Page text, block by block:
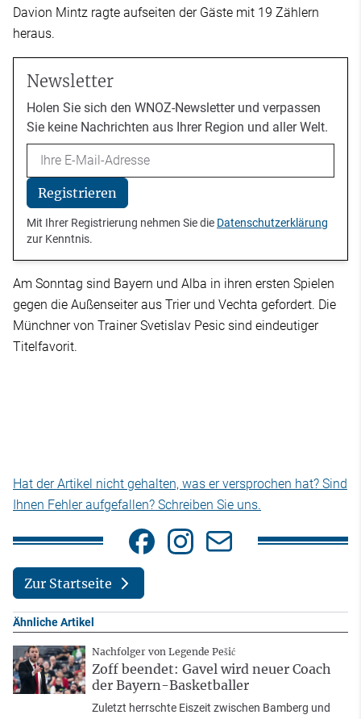
Davion Mintz ragte aufseiten der Gäste mit 19 Zählern
heraus.
Newsletter
Holen Sie sich den WNOZ-Newsletter und verpassen
Sie keine Nachrichten aus Ihrer Region und aller Welt.
Email
Registrieren
Mit Ihrer Registrierung nehmen Sie die Datenschutzerklärung
zur Kenntnis.
Am Sonntag sind Bayern und Alba in ihren ersten Spielen
gegen die Außenseiter aus Trier und Vechta gefordert. Die
Münchner von Trainer Svetislav Pesic sind eindeutiger
Titelfavorit.
Hat der Artikel nicht gehalten, was er versprochen hat? Sind
Ihnen Fehler aufgefallen? Schreiben Sie uns.
Zur Startseite
Ähnliche Artikel
Nachfolger von Legende Pešić
Zoff beendet: Gavel wird neuer Coach
der Bayern-Basketballer
Zuletzt herrschte Eiszeit zwischen Bamberg und